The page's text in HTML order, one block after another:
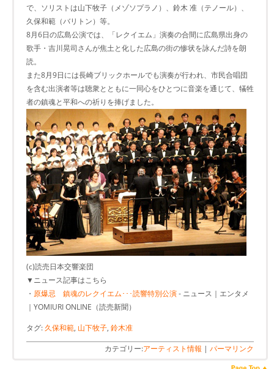
で、ソリストは山下牧子（メゾソプラノ）、鈴木 准（テノール）、
久保和範（バリトン）等。
8月6日の広島公演では、「レクイエム」演奏の合間に広島県出身の
歌手・吉川晃司さんが焦土と化した広島の街の惨状を詠んだ詩を朗
読。
また8月9日には長崎ブリックホールでも演奏が行われ、市民合唱団
を含む出演者等は聴衆とともに一同心をひとつに音楽を通じて、犠牲
者の鎮魂と平和への祈りを捧げました。
(c)読売日本交響楽団
▼ニュース記事はこちら
・ 原爆忌 鎮魂のレクイエム･･･読響特別公演- ニュース｜エンタメ
｜YOMIURI ONLINE（読売新聞）
タグ: 久保和範, 山下牧子, 鈴木准
カテゴリー:アーティスト情報 | パーマリンク